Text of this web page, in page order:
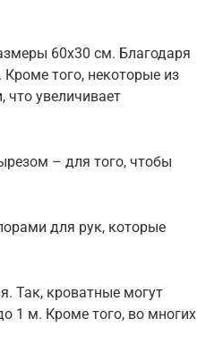
60х30 см. Благодаря
того, некоторые из
увеличивает
– для того, чтобы
для рук, которые
Так, кроватные могут
1 м. Кроме того, во многих